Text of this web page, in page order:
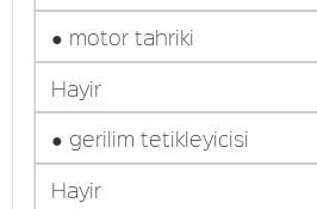
● motor tahriki
Hayir
● gerilim tetikleyicisi
Hayir